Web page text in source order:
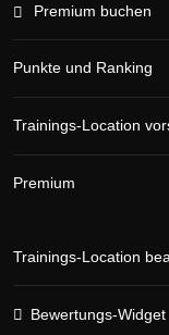
Premium buchen
Punkte und Ranking
Trainings-Location
Premium
Trainings-Location
Bewertungs-Widget